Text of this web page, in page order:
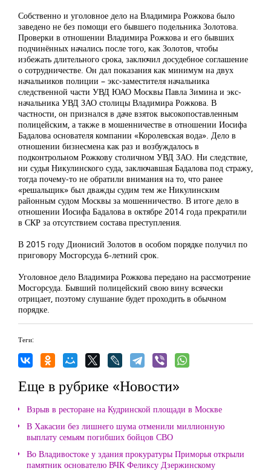
Собственно и уголовное дело на Владимира Рожкова было
заведено не без помощи его бывшего подельника Золотова.
Проверки в отношении Владимира Рожкова и его бывших
подчинённых начались после того, как Золотов, чтобы
избежать длительного срока, заключил досудебное соглашение
о сотрудничестве. Он дал показания как минимум на двух
начальников полиции – экс-заместителя начальника
следственной части УВД ЮАО Москвы Павла Зимина и экс-
начальника УВД ЗАО столицы Владимира Рожкова. В
частности, он признался в даче взяток высокопоставленным
полицейским, а также в мошенничестве в отношении Иосифа
Бадалова основателя компании «Королевская вода». Дело в
отношении бизнесмена как раз и возбуждалось в
подконтрольном Рожкову столичном УВД ЗАО. Ни следствие,
ни судья Никулинского суда, заключавшая Бадалова под стражу,
тогда почему-то не обратили внимания на то, что ранее
«решальщик» был дважды судим тем же Никулинским
районным судом Москвы за мошенничество. В итоге дело в
отношении Иосифа Бадалова в октябре 2014 года прекратили
в СКР за отсутствием состава преступления.
В 2015 году Дионисий Золотов в особом порядке получил по
приговору Мосгорсуда 6-летний срок.
Уголовное дело Владимира Рожкова передано на рассмотрение
Мосгорсуда. Бывший полицейский свою вину всячески
отрицает, поэтому слушание будет проходить в обычном
порядке.
Теги:
Еще в рубрике «Новости»
Взрыв в ресторане на Кудринской площади в Москве
В Хакасии без лишнего шума отменили миллионную
выплату семьям погибших бойцов СВО
Во Владивостоке у здания прокуратуры Приморья открыли
памятник основателю ВЧК Феликсу Дзержинскому